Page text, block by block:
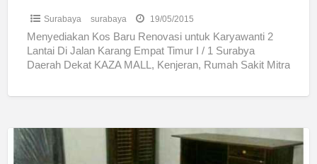
Surabaya surabaya 19/05/2015
Menyediakan Kos Baru Renovasi untuk Karyawanti 2
Lantai Di Jalan Karang Empat Timur I / 1 Surabya
Daerah Dekat KAZA MALL, Kenjeran, Rumah Sakit Mitra
KOST
Executive